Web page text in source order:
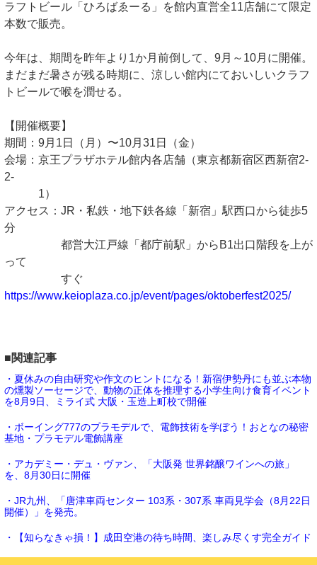
ラフトビール「ひろばゑーる」を館内直営全11店舗にて限定
本数で販売。
今年は、期間を昨年より1か月前倒して、9月～10月に開催。
まだまだ暑さが残る時期に、涼しい館内にておいしいクラフ
トビールで喉を潤せる。
【開催概要】
期間：9月1日（月）〜10月31日（金）
会場：京王プラザホテル館内各店舗（東京都新宿区西新宿2-
2-
1）
アクセス：JR・私鉄・地下鉄各線「新宿」駅西口から徒歩5
分
都営大江戸線「都庁前駅」からB1出口階段を上が
って
すぐ
https://www.keioplaza.co.jp/event/pages/oktoberfest2025/
■関連記事
・夏休みの自由研究や作文のヒントになる！新宿伊勢丹にも並ぶ本物
の燻製ソーセージで、動物の正体を推理する小学生向け食育イベント
を8月9日、ミライ式 大阪・玉造上町校で開催
・ボーイング777のプラモデルで、電飾技術を学ぼう！おとなの秘密
基地・プラモデル電飾講座
・アカデミー・デュ・ヴァン、「大阪発 世界銘醸ワインへの旅」
を、8月30日に開催
・JR九州、「唐津車両センター 103系・307系 車両見学会（8月22日
開催）」を発売。
・【知らなきゃ損！】成田空港の待ち時間、楽しみ尽くす完全ガイド